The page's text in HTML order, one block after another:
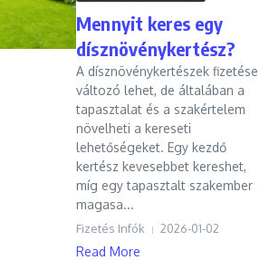
Mennyit keres egy
dísznövénykertész?
A dísznövénykertészek fizetése
változó lehet, de általában a
tapasztalat és a szakértelem
növelheti a kereseti
lehetőségeket. Egy kezdő
kertész kevesebbet kereshet,
míg egy tapasztalt szakember
magasa...
Fizetés Infók 2026-01-02
Read More